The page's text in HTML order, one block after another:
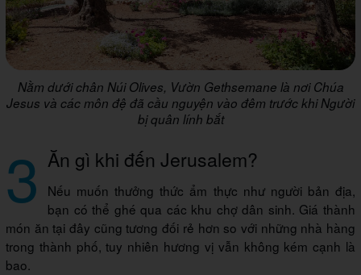
Nằm dưới chân Núi Olives, Vườn Gethsemane là nơi Chúa
Jesus và các môn đệ đã cầu nguyện vào đêm trước khi Người
bị quân lính bắt
3 Ăn gì khi đến Jerusalem?
Nếu muốn thưởng thức ẩm thực như người bản địa,
bạn có thể ghé qua các khu chợ dân sinh. Giá thành
món ăn tại đây cũng tương đối rẻ hơn so với những nhà hàng
trong thành phố, tuy nhiên hương vị vẫn không kém cạnh là
bao.